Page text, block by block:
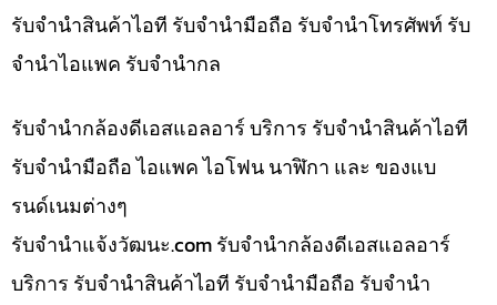
รับจำนำสินค้าไอที รับจำนำมือถือ รับจำนำโทรศัพท์ รับ
จำนำไอแพค รับจำนำกล
รับจำนำกล้องดีเอสแอลอาร์ บริการ รับจำนำสินค้าไอที
รับจำนำมือถือ ไอแพค ไอโฟน นาฬิกา และ ของแบ
รนด์เนมต่างๆ
รับจํานําแจ้งวัฒนะ.com รับจำนำกล้องดีเอสแอลอาร์
บริการ รับจำนำสินค้าไอที รับจำนำมือถือ รับจำนำ